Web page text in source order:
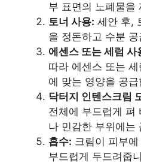
부 표면의 노폐물을
토너 사용: 세안 후,
을 정돈하고 수분
에센스 또는 세럼
따라 에센스 또는
에 맞는 영양을 공급
닥터지 인텐스크림
전체에 부드럽게 펴
나 민감한 부위에는
흡수: 크림이 피부
부드럽게 두드려줍